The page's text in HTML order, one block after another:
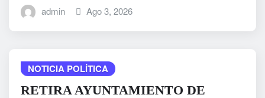
admin Ago 3, 2026
NOTICIA POLÍTICA
RETIRA AYUNTAMIENTO DE